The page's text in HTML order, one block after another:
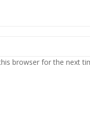
browser for the next